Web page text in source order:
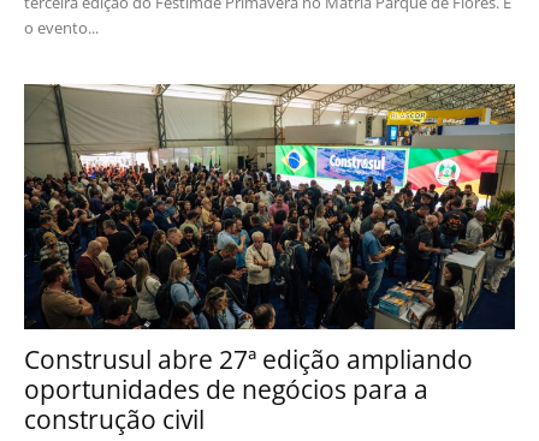
o evento...
Construsul abre 27ª edição ampliando
oportunidades de negócios para a
construção civil